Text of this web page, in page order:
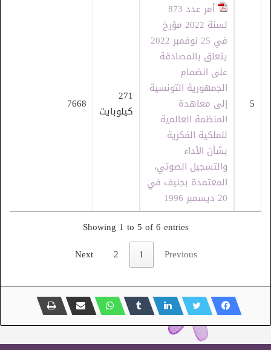
5
أمر عدد 873
لسنة 2022 مؤرخ
في 25 نوفمبر 2022
يتعلق بالمصادقة
على انضمام
الجمهورية التونسية
إلى معاهدة
المنظمة العالمية
للملكية الفكرية
بشأن الأداء
والتسجيل الصوتي،
المعتمدة بجنيف في
20 ديسمبر 1996
271
كيلوبايت
7668
Showing 1 to 5 of 6 entries
Previous
1
2
Next